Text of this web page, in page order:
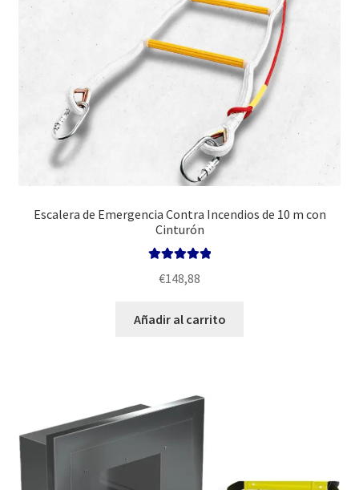
Escalera de Emergencia Contra Incendios de 10 m con
Cinturón
de 5
€148,88
Añadir al carrito